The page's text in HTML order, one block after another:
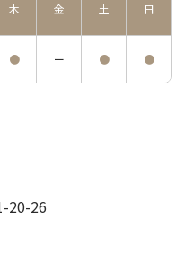
木 金 土 日
● ー ● ●
20-26